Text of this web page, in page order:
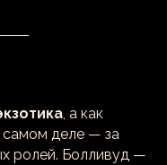
, а как
самом деле — за
ролей. Болливуд —